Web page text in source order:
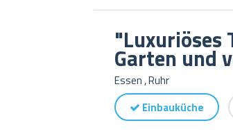
"Luxuriöses
Garten und
Essen , Ruhr
Einbauküche